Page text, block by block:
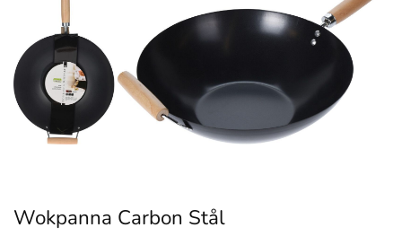
Wokpanna Carbon Stål